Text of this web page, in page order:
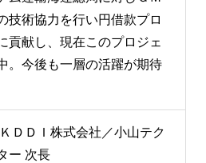
技術協力を行い円借款プロ
貢献し、現在このプロジェ
。今後も一層の活躍が期待
ＤＤＩ株式会社／小山テク
ー 次長